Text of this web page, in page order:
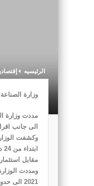
الرئيسيه
وزارة الصناعة والطاقة تمدد في
الى جانب اقرار زيادة تقارب 100 كلم مربع
مقابل استثمار بقيمة 5ر2
2021 الى حدود 23 ديسمبر 2022 مقابل استثمار 1 مليون دولار.